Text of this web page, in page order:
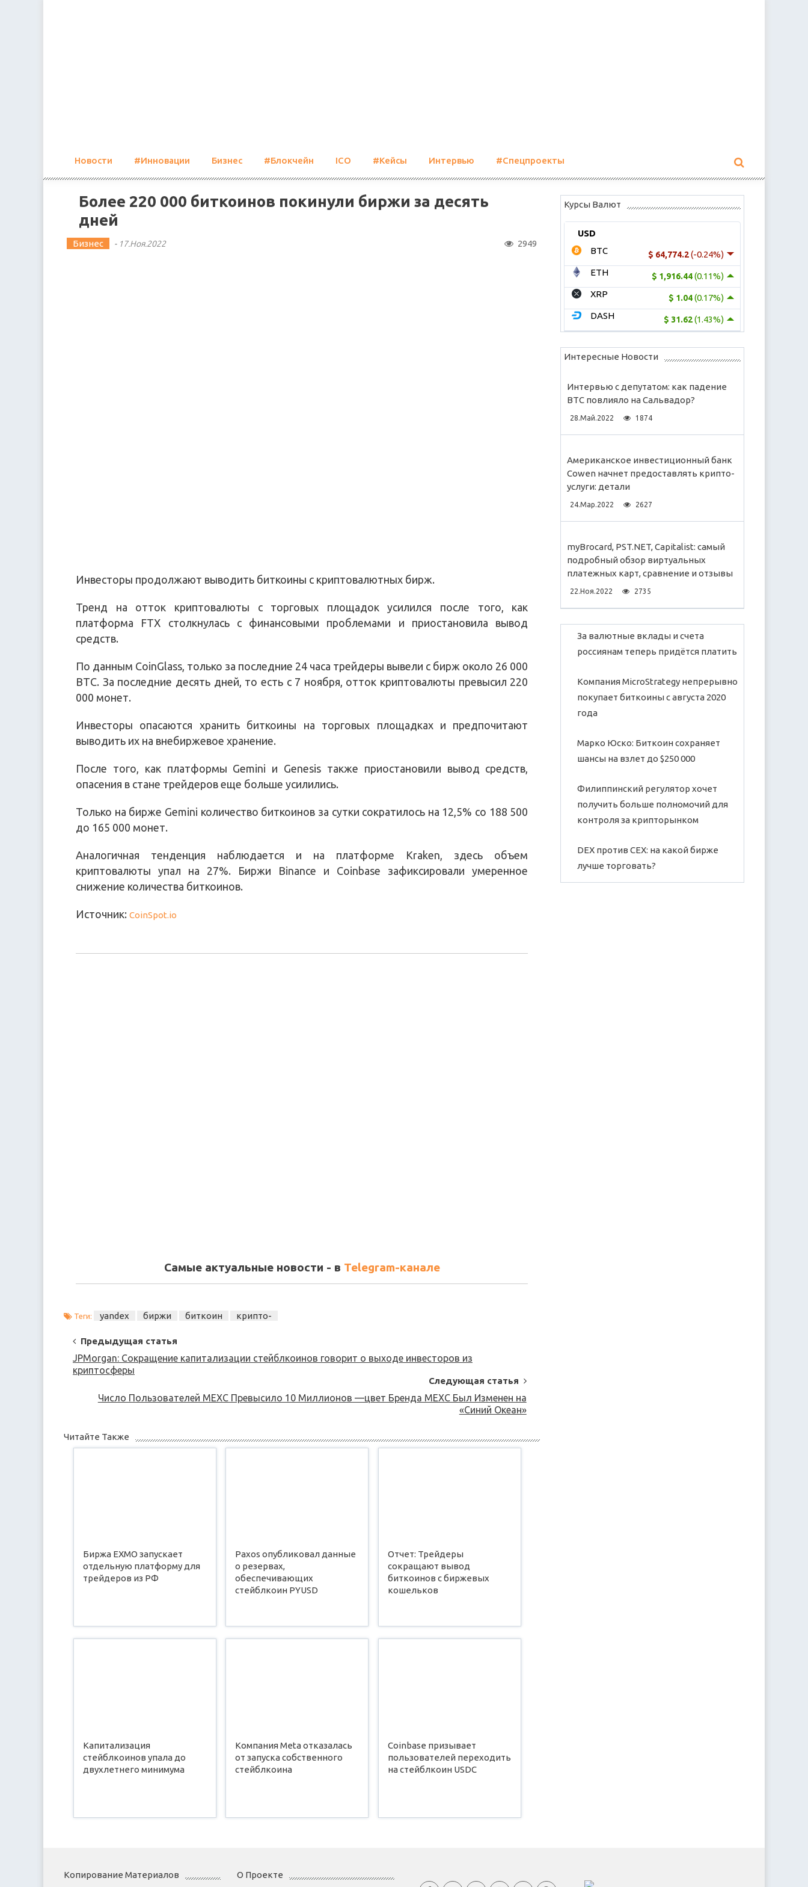
Новости #Инновации Бизнес #Блокчейн ICO #Кейсы Интервью #Спецпроекты
Более 220 000 биткоинов покинули биржи за десять
дней
Бизнес - 17.Ноя.2022 2949
Инвесторы продолжают выводить биткоины с криптовалютных бирж.
Тренд на отток криптовалюты с торговых площадок усилился после того, как
платформа FTX столкнулась с финансовыми проблемами и приостановила вывод
средств.
По данным CoinGlass, только за последние 24 часа трейдеры вывели с бирж около 26 000
BTC. За последние десять дней, то есть с 7 ноября, отток криптовалюты превысил 220
000 монет.
Инвесторы опасаются хранить биткоины на торговых площадках и предпочитают
выводить их на внебиржевое хранение.
После того, как платформы Gemini и Genesis также приостановили вывод средств,
опасения в стане трейдеров еще больше усилились.
Только на бирже Gemini количество биткоинов за сутки сократилось на 12,5% со 188 500
до 165 000 монет.
Аналогичная тенденция наблюдается и на платформе Kraken, здесь объем
криптовалюты упал на 27%. Биржи Binance и Coinbase зафиксировали умеренное
снижение количества биткоинов.
Источник: CoinSpot.io
Самые актуальные новости - в Telegram-канале
Теги: yandex биржи биткоин крипто-
Post
Navigation
Предыдущая статья
JPMorgan: Сокращение капитализации стейблкоинов говорит о выходе инвесторов из
криптосферы
Следующая статья
Число Пользователей MEXC Превысило 10 Миллионов —цвет Бренда MEXC Был Изменен на
«Синий Океан»
Читайте Также
Биржа EXMO запускает
отдельную платформу для
трейдеров из РФ
Paxos опубликовал данные
о резервах,
обеспечивающих
стейблкоин PYUSD
Отчет: Трейдеры
сокращают вывод
биткоинов с биржевых
кошельков
Капитализация
стейблкоинов упала до
двухлетнего минимума
Компания Meta отказалась
от запуска собственного
стейблкоина
Coinbase призывает
пользователей переходить
на стейблкоин USDC
Курсы Валют
USD
$ 64,774.2(-0.24%)
BTC
$ 1,916.44(0.11%)
ETH
$ 1.04(0.17%)
XRP
$ 31.62(1.43%)
DASH
Интересные Новости
Интервью с депутатом: как падение
ВТС повлияло на Сальвадор?
28.Май.2022 1874
Американское инвестиционный банк
Cowen начнет предоставлять крипто-
услуги: детали
24.Мар.2022 2627
myBrocard, PST.NET, Capitalist: самый
подробный обзор виртуальных
платежных карт, сравнение и отзывы
22.Ноя.2022 2735
За валютные вклады и счета
россиянам теперь придётся платить
Компания MicroStrategy непрерывно
покупает биткоины с августа 2020
года
Марко Юско: Биткоин сохраняет
шансы на взлет до $250 000
Филиппинский регулятор хочет
получить больше полномочий для
контроля за крипторынком
DEX против CEX: на какой бирже
лучше торговать?
Копирование Материалов О Проекте